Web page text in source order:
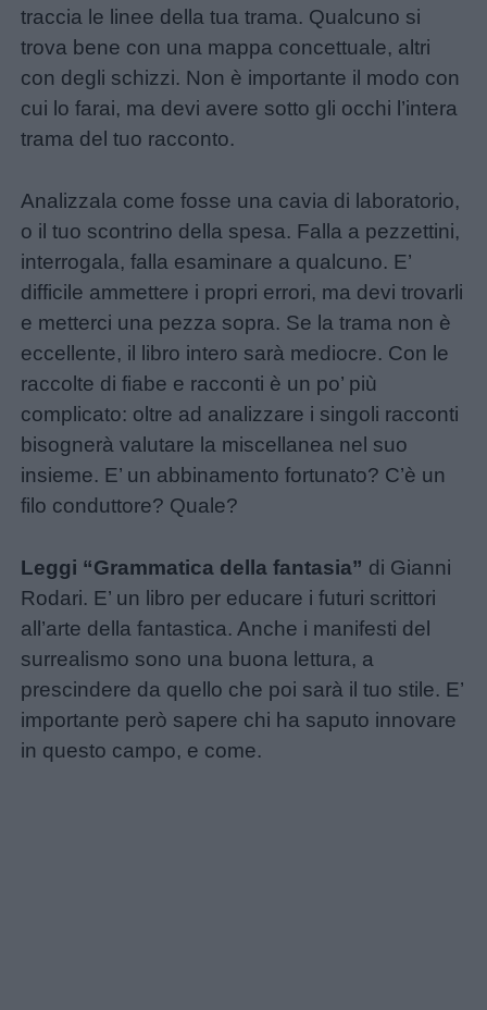
traccia le linee della tua trama. Qualcuno si
trova bene con una mappa concettuale, altri
con degli schizzi. Non è importante il modo con
cui lo farai, ma devi avere sotto gli occhi l’intera
trama del tuo racconto.
Analizzala come fosse una cavia di laboratorio,
o il tuo scontrino della spesa. Falla a pezzettini,
interrogala, falla esaminare a qualcuno. E’
difficile ammettere i propri errori, ma devi trovarli
e metterci una pezza sopra. Se la trama non è
eccellente, il libro intero sarà mediocre. Con le
raccolte di fiabe e racconti è un po’ più
complicato: oltre ad analizzare i singoli racconti
bisognerà valutare la miscellanea nel suo
insieme. E’ un abbinamento fortunato? C’è un
filo conduttore? Quale?
Leggi “Grammatica della fantasia” di Gianni
Rodari. E’ un libro per educare i futuri scrittori
all’arte della fantastica. Anche i manifesti del
surrealismo sono una buona lettura, a
prescindere da quello che poi sarà il tuo stile. E’
importante però sapere chi ha saputo innovare
in questo campo, e come.